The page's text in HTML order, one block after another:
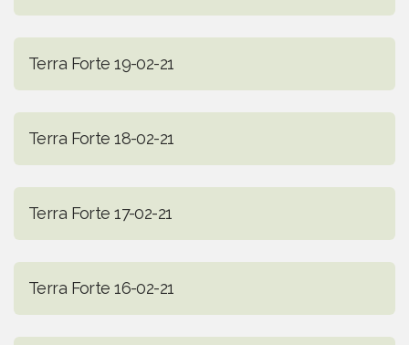
Terra Forte 19-02-21
Terra Forte 18-02-21
Terra Forte 17-02-21
Terra Forte 16-02-21